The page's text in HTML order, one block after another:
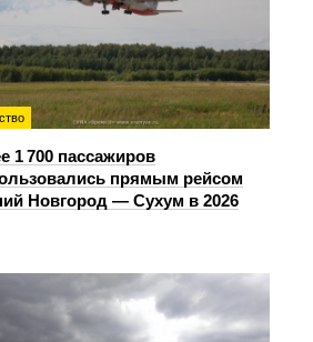
1 700 пассажиров
прямым рейсом
Новгород — Сухум в 2026